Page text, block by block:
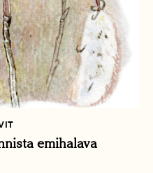
emihalava